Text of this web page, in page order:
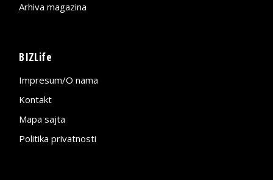
Arhiva magazina
BIZLife
Impresum/O nama
Kontakt
Mapa sajta
Politika privatnosti